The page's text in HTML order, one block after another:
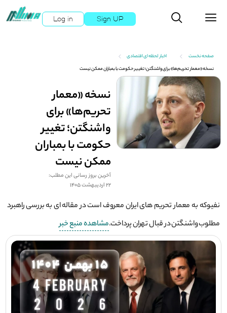
Log in Sign UP
صفحه نخست
اخبار لحظه ای اقتصادی
نسخه «معمار تحریم‌ها» برای واشنگتن؛ تغییر حکومت با بمباران ممکن نیست
نسخه «معمار
تحریم‌ها» برای
واشنگتن؛ تغییر
حکومت با بمباران
ممکن نیست
آخرین بروز رسانی این مطلب:
22 اردیبهشت 1405
نفیوکه به معمار تحریم های ایران معروف است در مقاله ای به بررسی راهبرد
مطلوب واشنگتن در قبال تهران پرداخت.مشاهده منبع خبر